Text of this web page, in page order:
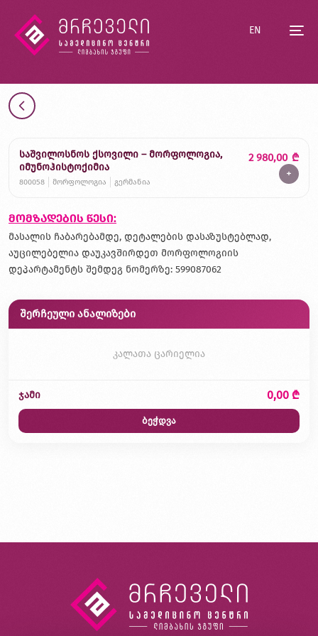
EN
საშვილოსნოს ქსოვილი – მორფოლოგია,
იმუნოჰისტოქიმია
800058 მორფოლოგია გერმანია
2 980,00 ₾
+
მომზადების წესი:
მასალის ჩაბარებამდე, დეტალების დასაზუსტებლად,
აუცილებელია დაუკავშირდეთ მორფოლოგიის
დეპარტამენტს შემდეგ ნომერზე: 599087062
შერჩეული ანალიზები
კალათა ცარიელია
ჯამი 0,00 ₾
ბეჭდვა